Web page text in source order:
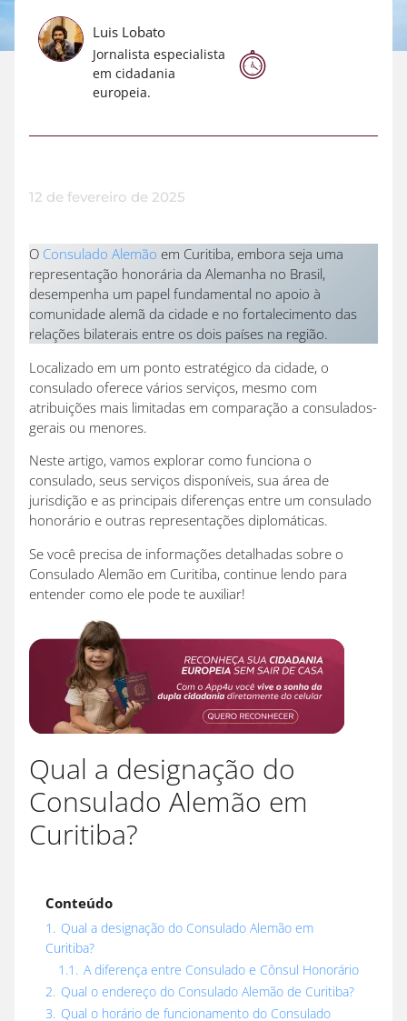
Luis Lobato
Jornalista especialista
em cidadania
europeia.
12 de fevereiro de 2025
O Consulado Alemão em Curitiba, embora seja uma
representação honorária da Alemanha no Brasil,
desempenha um papel fundamental no apoio à
comunidade alemã da cidade e no fortalecimento das
relações bilaterais entre os dois países na região.
Localizado em um ponto estratégico da cidade, o
consulado oferece vários serviços, mesmo com
atribuições mais limitadas em comparação a consulados-
gerais ou menores.
Neste artigo, vamos explorar como funciona o
consulado, seus serviços disponíveis, sua área de
jurisdição e as principais diferenças entre um consulado
honorário e outras representações diplomáticas.
Se você precisa de informações detalhadas sobre o
Consulado Alemão em Curitiba, continue lendo para
entender como ele pode te auxiliar!
Qual a designação do
Consulado Alemão em
Curitiba?
Conteúdo
1. Qual a designação do Consulado Alemão em
Curitiba?
1.1. A diferença entre Consulado e Cônsul Honorário
2. Qual o endereço do Consulado Alemão de Curitiba?
3. Qual o horário de funcionamento do Consulado